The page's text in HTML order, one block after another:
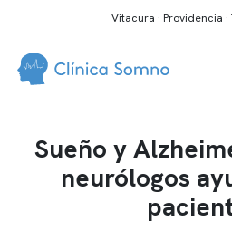
Vitacura · Providencia
Sueño y
neurólogos